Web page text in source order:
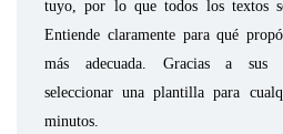
tuyo, por lo que todos los textos
Entiende claramente para qué
más adecuada. Gracias a sus
seleccionar una plantilla para
minutos.